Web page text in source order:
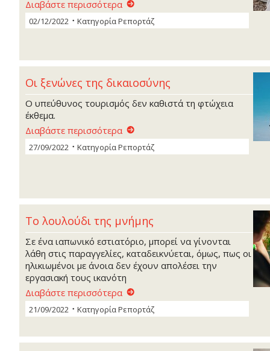
Διαβάστε περισσότερα
02/12/2022 ΚατηγορίαΡεπορτάζ
Οι ξενώνες της δικαιοσύνης
Ο υπεύθυνος τουρισμός δεν καθιστά τη φτώχεια
έκθεμα.
Διαβάστε περισσότερα
27/09/2022 ΚατηγορίαΡεπορτάζ
Το λουλούδι της μνήμης
Σε ένα ιαπωνικό εστιατόριο, μπορεί να γίνονται
λάθη στις παραγγελίες, καταδεικνύεται, όμως, πως οι
ηλικιωμένοι με άνοια δεν έχουν απολέσει την
εργασιακή τους ικανότη
Διαβάστε περισσότερα
21/09/2022 ΚατηγορίαΡεπορτάζ